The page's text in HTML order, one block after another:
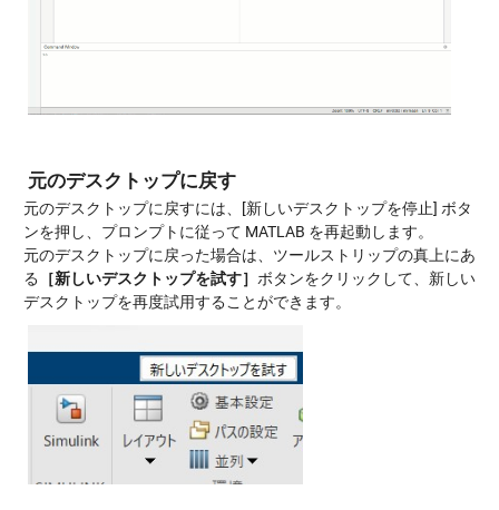
元のデスクトップに戻す
元のデスクトップに戻すには、[新しいデスクトップを停止] ボタ
ンを押し、プロンプトに従って MATLAB を再起動します。
元のデスクトップに戻った場合は、ツールストリップの真上にあ
る ［新しいデスクトップを試す］ ボタンをクリックして、新しい
デスクトップを再度試用することができます。